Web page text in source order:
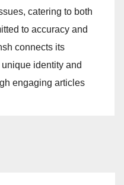
catering to both
to accuracy and
connects its
identity and
engaging articles